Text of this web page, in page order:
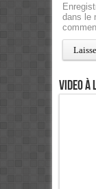
dans le
Video à